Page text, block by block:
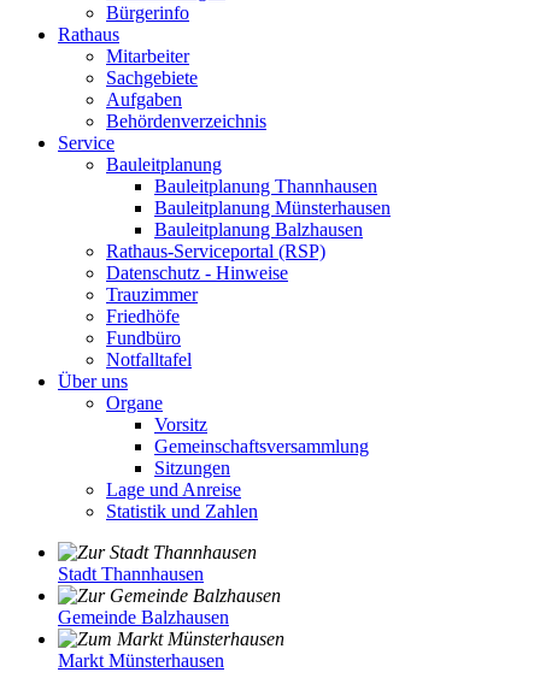
Bürgerinfo
Rathaus
Mitarbeiter
Sachgebiete
Aufgaben
Behördenverzeichnis
Service
Bauleitplanung
Bauleitplanung Thannhausen
Bauleitplanung Münsterhausen
Bauleitplanung Balzhausen
Rathaus-Serviceportal (RSP)
Datenschutz - Hinweise
Trauzimmer
Friedhöfe
Fundbüro
Notfalltafel
Über uns
Organe
Vorsitz
Gemeinschaftsversammlung
Sitzungen
Lage und Anreise
Statistik und Zahlen
Stadt Thannhausen
Gemeinde Balzhausen
Markt Münsterhausen